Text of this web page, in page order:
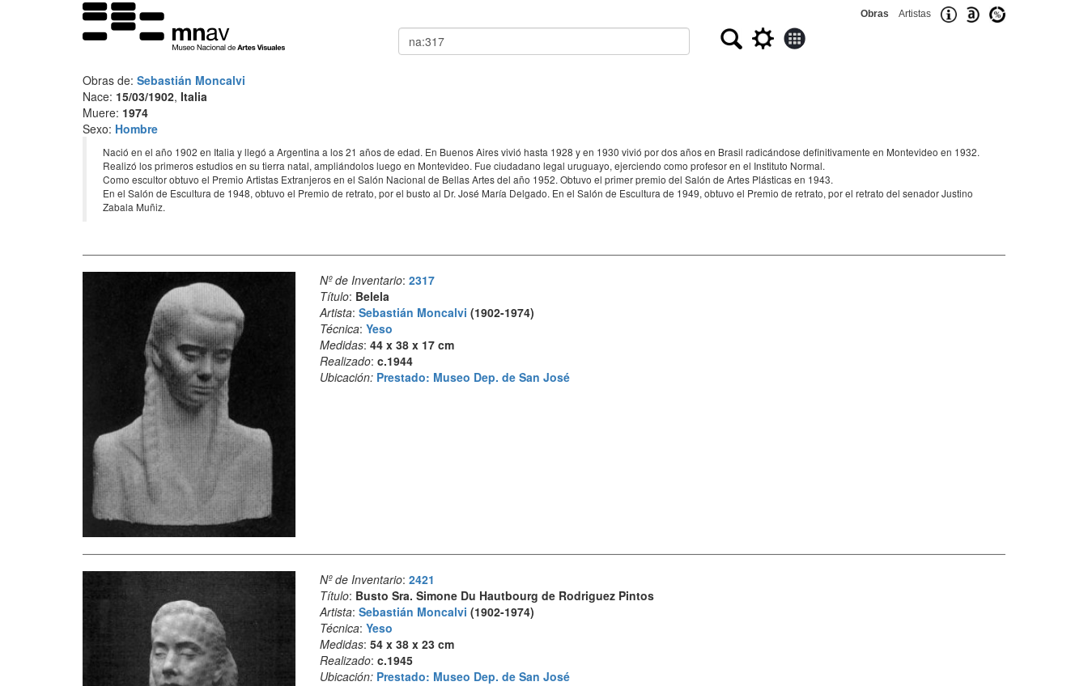
Obras Artistas
Buscar
Obras de: Sebastián Moncalvi
Nace: 15/03/1902, Italia
Muere: 1974
Sexo: Hombre
Nació en el año 1902 en Italia y llegó a Argentina a los 21 años de edad. En Buenos Aires vivió hasta 1928 y en 1930 vivió por dos años en Brasil radicándose definitivamente en Montevideo en 1932.
Realizó los primeros estudios en su tierra natal, ampliándolos luego en Montevideo. Fue ciudadano legal uruguayo, ejerciendo como profesor en el Instituto Normal.
Como escultor obtuvo el Premio Artistas Extranjeros en el Salón Nacional de Bellas Artes del año 1952.​ Obtuvo el primer premio del Salón de Artes Plásticas en 1943.​
En el Salón de Escultura de 1948, obtuvo el Premio de retrato, por el busto al Dr. José María Delgado.​ En el Salón de Escultura de 1949, obtuvo el Premio de retrato, por el retrato del senador Justino
Zabala Muñiz.
Nº de Inventario: 2317
Título: Belela
Artista: Sebastián Moncalvi (1902-1974)
Técnica: Yeso
Medidas: 44 x 38 x 17 cm
Realizado: c.1944
Ubicación: Prestado: Museo Dep. de San José
Nº de Inventario: 2421
Título: Busto Sra. Simone Du Hautbourg de Rodriguez Pintos
Artista: Sebastián Moncalvi (1902-1974)
Técnica: Yeso
Medidas: 54 x 38 x 23 cm
Realizado: c.1945
Ubicación: Prestado: Museo Dep. de San José